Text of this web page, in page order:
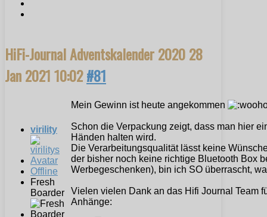
HiFi-Journal Adventskalender 202028
Jan 2021 10:02#81
virility
Offline
Fresh
Boarder
Mein Gewinn ist heute angekommen
Schon die Verpackung zeigt, dass man hier
Händen halten wird.
Die Verarbeitungsqualität lässt keine
der bisher noch keine richtige Bluetooth Box
Werbegeschenken), bin ich SO überrascht,
Vielen vielen Dank an das Hifi Journal Team
Anhänge: